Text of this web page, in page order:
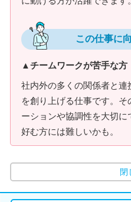
この仕事に
▲チームワークが苦手な方
社内外の多くの関係者と
を創り上げる仕事です。
ーションや協調性を大切
好む方には難しいかも。
閉